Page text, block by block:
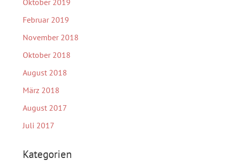
Oktober 2019
Februar 2019
November 2018
Oktober 2018
August 2018
März 2018
August 2017
Juli 2017
Kategorien